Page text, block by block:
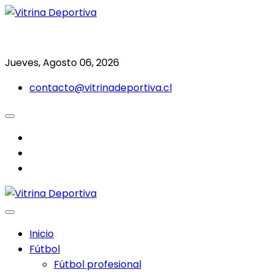
Saltar
Jueves, Agosto 06, 2026
contacto@vitrinadeportiva.cl
Inicio
Fútbol
Fútbol profesional